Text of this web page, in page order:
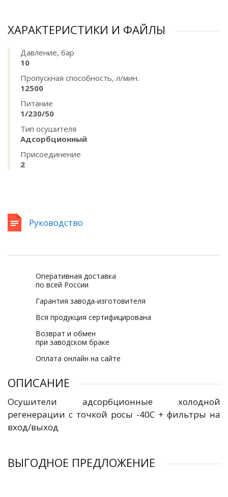
ХАРАКТЕРИСТИКИ И ФАЙЛЫ
Давление, бар
10
Пропускная способность, л/мин.
12500
Питание
1/230/50
Тип осушителя
Адсорбционный
Присоединение
2
Руководство
Оперативная доставка
по всей России
Гарантия завода-изготовителя
Вся продукция сертифицирована
Возврат и обмен
при заводском браке
Оплата онлайн на сайте
ОПИСАНИЕ
Осушители адсорбционные холодной
регенерации с точкой росы -40С + фильтры на
вход/выход
ВЫГОДНОЕ ПРЕДЛОЖЕНИЕ